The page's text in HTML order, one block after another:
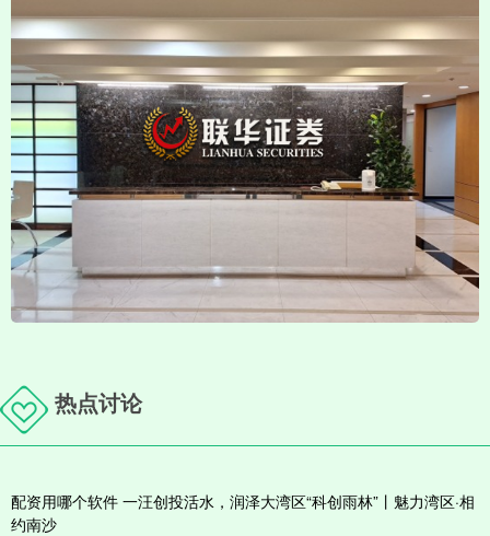
热点讨论
配资用哪个软件 一汪创投活水，润泽大湾区“科创雨林”丨魅力湾区·相
约南沙